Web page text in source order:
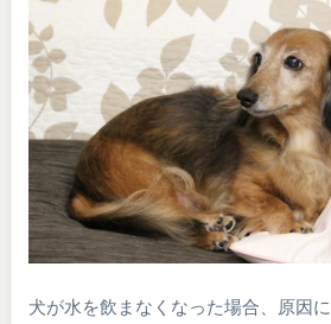
犬が水を飲まなくなった場合、原因